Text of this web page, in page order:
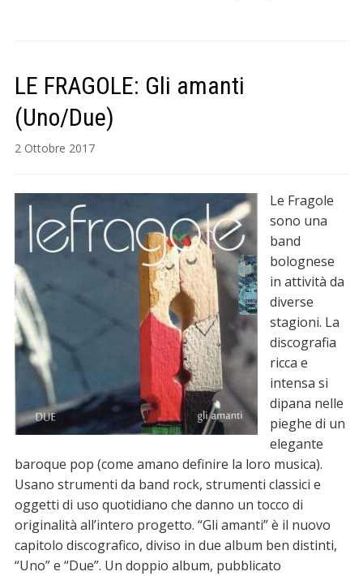
LE FRAGOLE: Gli amanti
(Uno/Due)
2 Ottobre 2017
Le Fragole
sono una
band
bolognese
in attività da
diverse
stagioni. La
discografia
ricca e
intensa si
dipana nelle
pieghe di un
elegante
baroque pop (come amano definire la loro musica).
Usano strumenti da band rock, strumenti classici e
oggetti di uso quotidiano che danno un tocco di
originalità all’intero progetto. “Gli amanti” è il nuovo
capitolo discografico, diviso in due album ben distinti,
“Uno” e “Due”. Un doppio album, pubblicato